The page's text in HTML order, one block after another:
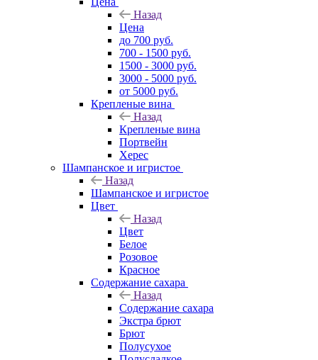
Назад
Цена
до 700 руб.
700 - 1500 руб.
1500 - 3000 руб.
3000 - 5000 руб.
от 5000 руб.
Крепленые вина
Назад
Крепленые вина
Портвейн
Херес
Шампанское и игристое
Назад
Шампанское и игристое
Цвет
Назад
Цвет
Белое
Розовое
Красное
Содержание сахара
Назад
Содержание сахара
Экстра брют
Брют
Полусухое